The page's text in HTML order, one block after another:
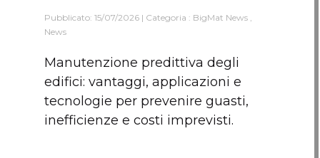
Pubblicato: 15/07/2026 | Categoria : BigMat News
News
Manutenzione predittiva degli
edifici: vantaggi, applicazioni e
tecnologie per prevenire guasti,
inefficienze e costi imprevisti.